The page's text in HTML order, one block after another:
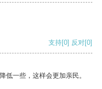
支持[0] 反对[0]
低一些，这样会更加亲民。